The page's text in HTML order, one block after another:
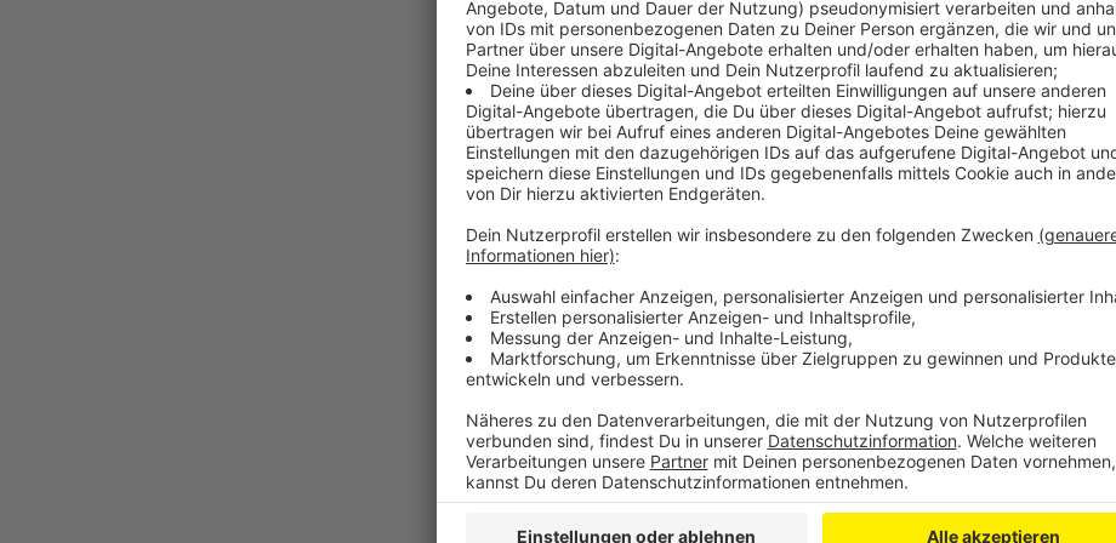
Anzeige
In dieser „City Süd“ soll auch ein neues Gebäude der
Gebäude gibt es schon einen Entwurf. Wie das neue
noch unklar.
Die Stadt will einen Planungswettbewerb abhalten.
Vorschläge einreichen. Billig wird dieser Wettbewerb
dieses Jahr 100.000€ an. Dazu kommen dann noch
Kosten allein für die Planung insgesamt sind ist noch
Einige Vorgaben hat die Stadt aber schon: Das City
Menschen sich dort gerne aufhalten. Es soll eine
Rat tagen kann. Und die Euskirchener sollen sich mit
Der Kulturausschuss hat die Idee einen
befürwortet, jetzt heißt es abwarten, wie der Rat im
Anzeige